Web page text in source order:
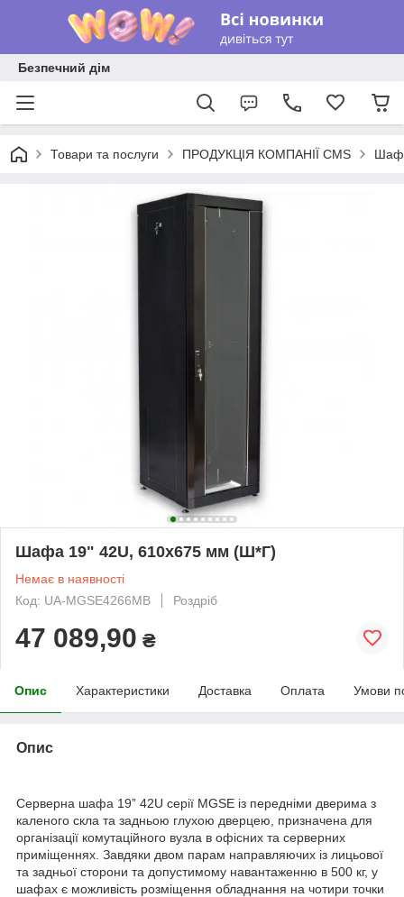
Безпечний дім
Товари та послуги ПРОДУКЦІЯ КОМПАНІЇ CMS
Шафа 19" 42U, 610х675 мм (Ш*Г)
Немає в наявності
Код: UA-MGSE4266MB
Роздріб
47 089,90 ₴
Опис Характеристики Доставка Оплата Умови
Опис
Серверна шафа 19” 42U серії MGSE із передніми дверима з
каленого скла та задньою глухою дверцею, призначена для
організації комутаційного вузла в офісних та серверних
приміщеннях. Завдяки двом парам направляючих із лицьової
та задньої сторони та допустимому навантаженню в 500 кг, у
шафах є можливість розміщення обладнання на чотири точки